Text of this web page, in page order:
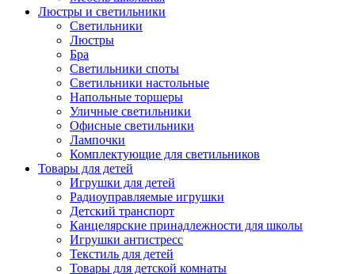
Люстры и светильники
Светильники
Люстры
Бра
Светильники споты
Светильники настольные
Напольные торшеры
Уличные светильники
Офисные светильники
Лампочки
Комплектующие для светильников
Товары для детей
Игрушки для детей
Радиоуправляемые игрушки
Детский транспорт
Канцелярские принадлежности для школы
Игрушки антистресс
Текстиль для детей
Товары для детской комнаты